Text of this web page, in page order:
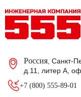
Россия , Санкт-
д.11, литер А,
+7 (800) 555-89-01